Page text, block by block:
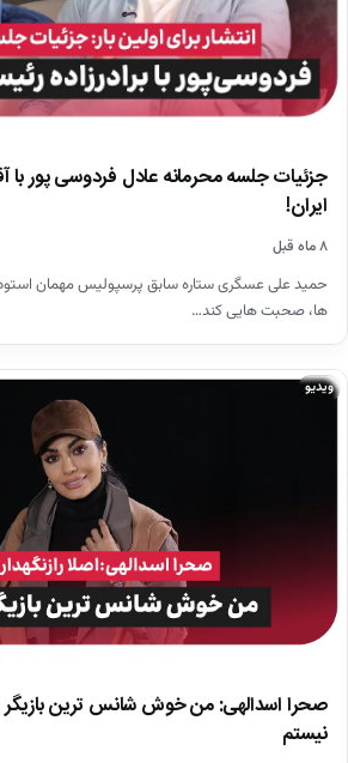
جزئیات جلسه محرمانه عادل فردوسی پور با
ایران!
۸ ماه قبل
حمید علی عسگری ستاره سابق پرسپولیس مهمان
ها، صحبت هایی کند…
ویدیو
صحرا اسدالهی: من خوش شانس ترین بازیگر
نیستم